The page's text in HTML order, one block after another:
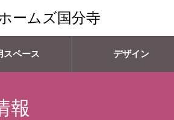
ームズ国分寺
スペース デザイン
報